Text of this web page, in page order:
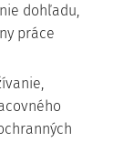
dohľadu,
práce